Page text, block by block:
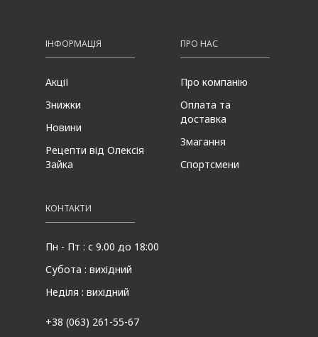
ІНФОРМАЦІЯ
Акції
Знижки
Новини
Рецепти від Олексія
Зайка
ПРО НАС
Про компанію
Оплата та
доставка
Змагання
Спортсмени
КОНТАКТИ
Пн - Пт : с 9.00 до 18:00
Субота : вихідний
Неділя : вихідний
+38 (063) 261-55-67